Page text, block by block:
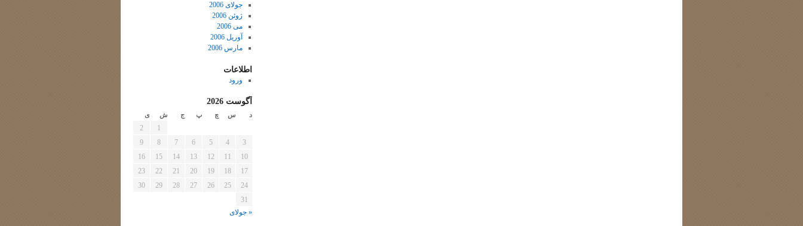
جولای 2006
ژوئن 2006
می 2006
آوریل 2006
مارس 2006
اطلاعات
ورود
آگوست 2026
د س چ پ ج ش ی
1
2
3
4
5
6
7
8
9
10
11
12
13
14
15
16
17
18
19
20
21
22
23
24
25
26
27
28
29
30
31
« جولای